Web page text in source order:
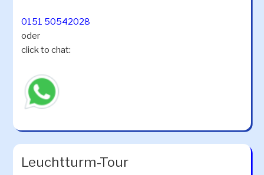
0151 50542028
oder
click to chat:
Leuchtturm-Tour